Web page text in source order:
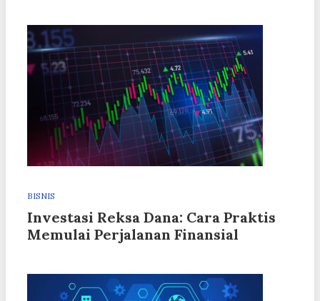
BISNIS
Investasi Reksa Dana: Cara Praktis
Memulai Perjalanan Finansial